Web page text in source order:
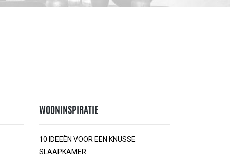
WOONINSPIRATIE
10 IDEEËN VOOR EEN KNUSSE
SLAAPKAMER